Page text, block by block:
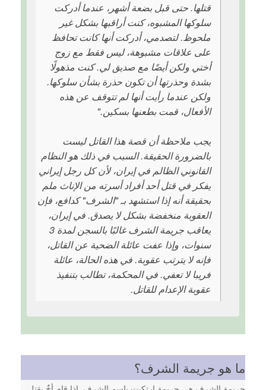
قتلها. حتى قبل بضعة أشهر، عندما أدركت
سلوكها المشبوه، كنت أراقبها بشكل غير
ملحوظ. لتصدمي، أدركت أنها كانت تحافظ
على علاقات مشبوهة، ليس فقط مع زوج
أختي ولكن أيضًا مع صديق لي. كنت مذهولًا
بشدة وحذرتها أن تكون حذرة بشأن سلوكها.
ولكن عندما رأيت أنها لم تتوقف عن هذه
الأفعال، قمت بطعنها بسكين."
يجب ملاحظة أن قصة هذا القاتل ليست
بالضرورة الحقيقة. السبب في ذلك هو النظام
القانوني الظالم في إيران، لأن كل رجل إيراني
يفكر في قتل أحد أفراد أسرته من الإناث ملم
بحقيقة أنه إذا استشهد بـ "الشرف" كدافع، فإن
العقوبة منخفضة بشكل لا يصدق. في إيران،
يعاقب جريمة الشرف غالبًا بالسجن لمدة 3
سنوات، وإذا عفت عائلة الضحية عن القاتل،
فإنه لا يترتب عقوبة. في هذه الحالة، عائلة
فريبا لا تعفي. في المحكمة، تطالب بتنفيذ
عقوبة الإعدام للقاتل.
ما هو جريمة الشرف؟